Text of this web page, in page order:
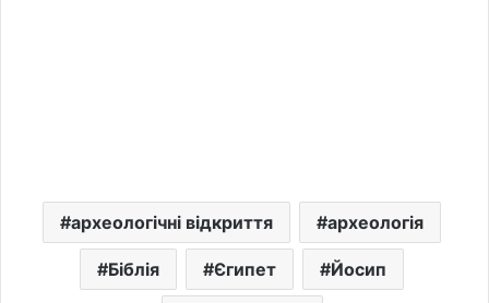
археологічні відкриття археологія
Біблія Єгипет Йосип